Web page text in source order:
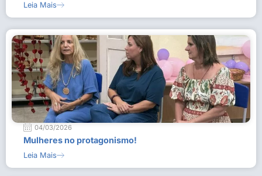
Leia Mais
04/03/2026
Mulheres no protagonismo!
Leia Mais